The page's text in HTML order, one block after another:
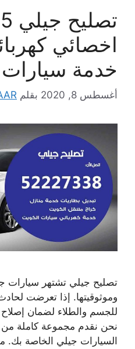
اخصائي
خدمة سيارات
أغسطس 8, 2020 بقلم
تصليح جيلي تشتهر سيارات
وموثوقيتها. إذا تعرضت
للجسم والطلاء لضمان
نحن نقدم مجموعة كاملة
السيارات جيلي الخاصة بك.